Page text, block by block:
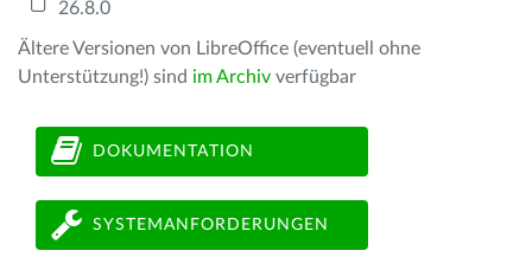
26.8.0
Ältere Versionen von LibreOffice (eventuell ohne
Unterstützung!) sind im Archiv verfügbar
DOKUMENTATION
SYSTEMANFORDERUNGEN